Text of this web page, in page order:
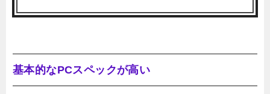
基本的なPCスペックが高い